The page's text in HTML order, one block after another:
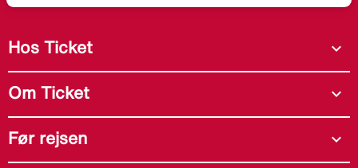
Hos Ticket expand_more
Om Ticket expand_more
Før rejsen expand_more